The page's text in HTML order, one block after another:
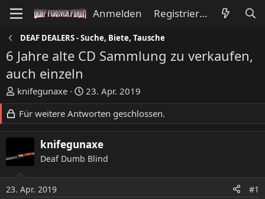
Anmelden Registrieren
DEAF DEALERS - Suche, Biete, Tausche
6 Jahre alte CD Sammlung zu verkaufen,
auch einzeln
E
r
s
t
e
l
l
r
knifegunaxe
E
r
s
t
e
t
23. Apr. 2019
Für weitere Antworten geschlossen.
knifegunaxe
Deaf Dumb Blind
23. Apr. 2019 #1